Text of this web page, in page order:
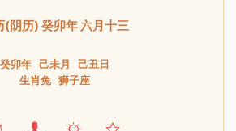
(阴历) 癸卯年 六月十三
癸卯年 己未月 己丑日
生肖兔 狮子座